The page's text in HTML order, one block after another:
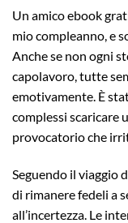
Un amico ebook
mio compleanno, e
Anche se non ogni
capolavoro, tutte
emotivamente. È
complessi scaricare
provocatorio che
Seguendo il viaggio
di rimanere fedeli a
all’incertezza. Le